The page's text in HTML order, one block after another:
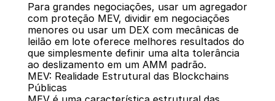
Para grandes negociações, usar um agregador
com proteção MEV, dividir em negociações
menores ou usar um DEX com mecânicas de
leilão em lote oferece melhores resultados do
que simplesmente definir uma alta tolerância
ao deslizamento em um AMM padrão.
MEV: Realidade Estrutural das Blockchains
Públicas